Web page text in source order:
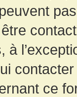
à
ce